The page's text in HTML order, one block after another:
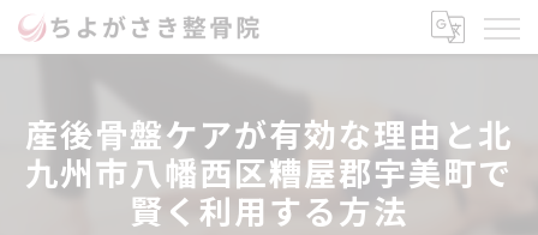
産後骨盤ケアが有効な理由と北
九州市八幡西区糟屋郡宇美町で
賢く利用する方法